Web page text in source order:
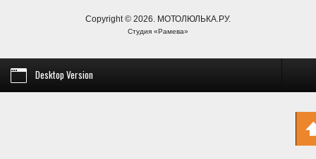
Copyright © 2026. МОТОЛЮЛЬКА.РУ.
Студия «Рамева»
Desktop Version